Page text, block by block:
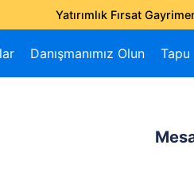
Yatırımlık Fırsat
Danışmanımız Olun Tapu